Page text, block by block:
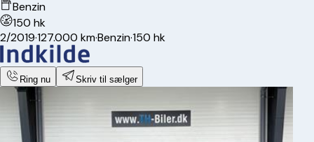
Benzin
150 hk
2/2019·127.000 km·Benzin·150 hk
Ring nu Skriv til sælger